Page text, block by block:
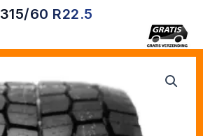
315/60 R22.5